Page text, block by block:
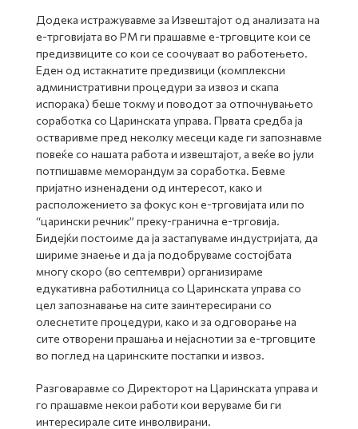
Додека истражувавме за Извештајот од анализата на
е-трговијата во РМ ги прашавме е-трговците кои се
предизвиците со кои се соочуваат во работењето.
Еден од истакнатите предизвици (комплексни
административни процедури за извоз и скапа
испорака) беше токму и поводот за отпочнувањето
соработка со Царинската управа. Првата средба ја
остваривме пред неколку месеци каде ги запознавме
повеќе со нашата работа и извештајот, а веќе во јули
потпишавме меморандум за соработка. Бевме
пријатно изненадени од интересот, како и
расположението за фокус кон е-трговијата или по
“царински речник” преку-гранична е-трговија.
Бидејќи постоиме да ја застапуваме индустријата, да
шириме знаење и да ја подобруваме состојбата
многу скоро (во септември) организираме
едукативна работилница со Царинската управа со
цел запознавање на сите заинтересирани со
олеснетите процедури, како и за одговорање на
сите отворени прашања и нејаснотии за е-трговците
во поглед на царинските постапки и извоз.
Разговаравме со Директорот на Царинската управа и
го прашавме некои работи кои веруваме би ги
интересирале сите инволвирани.